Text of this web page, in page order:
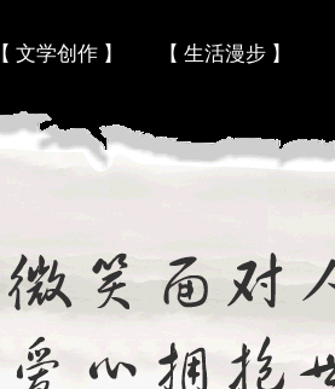
【 文学创作 】 【 生活漫步 】